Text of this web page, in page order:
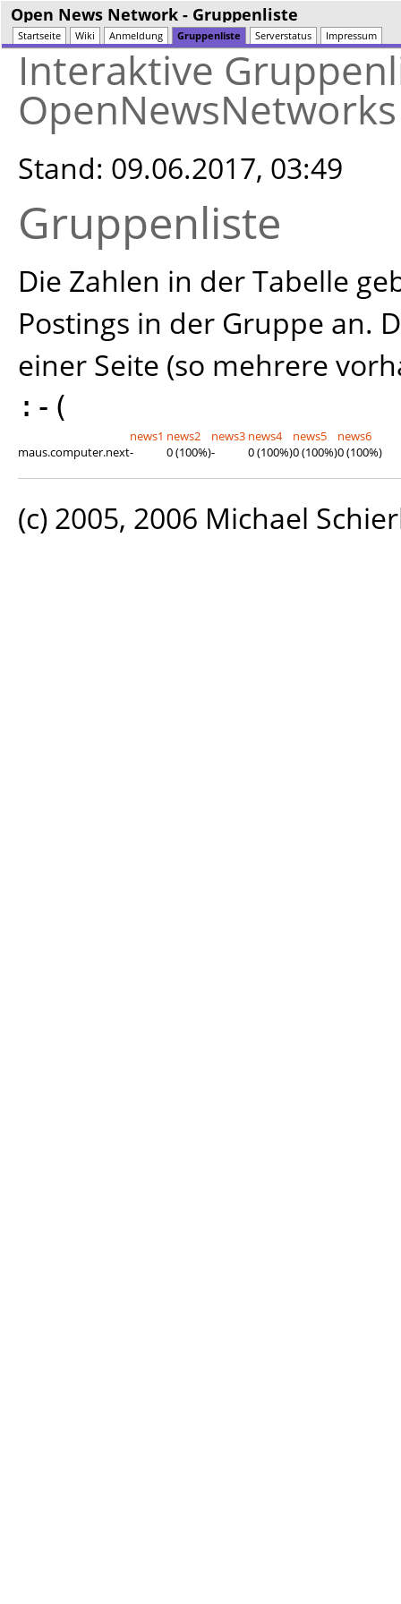
Open News Network - Gruppenliste
Startseite Wiki Anmeldung Gruppenliste Serverstatus Impressum
Interaktive
OpenNewsNetworks
Stand: 09.06.2017, 03:49
Gruppenliste
Die Zahlen in der Tabelle
Postings in der Gruppe an.
einer Seite (so mehrere
:-(
news1 news2 news3 news4 news5
news6
maus.computer.next- 0 (100%)- 0 (100%)0 (100%)0 (100%)
(c) 2005, 2006 Michael